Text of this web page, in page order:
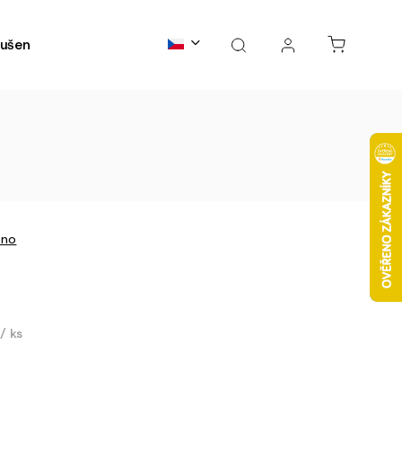
maso Kontakty B2B spolupráce
/ ks